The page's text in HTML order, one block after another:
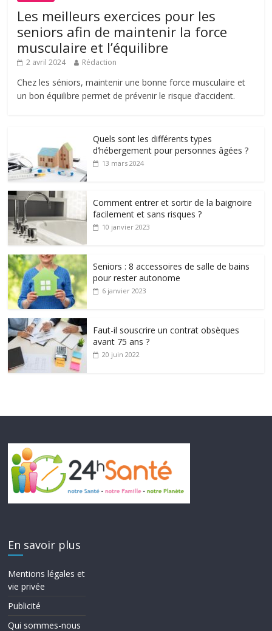
Les meilleurs exercices pour les
seniors afin de maintenir la force
musculaire et l’équilibre
2 avril 2024 Rédaction
Chez les séniors, maintenir une bonne force musculaire et
un bon équilibre permet de prévenir le risque d’accident.
Quels sont les différents types
d’hébergement pour personnes âgées ?
13 mars 2024
Comment entrer et sortir de la baignoire
facilement et sans risques ?
10 janvier 2023
Seniors : 8 accessoires de salle de bains
pour rester autonome
6 janvier 2023
Faut-il souscrire un contrat obsèques
avant 75 ans ?
20 juin 2022
En savoir plus
Mentions légales et
vie privée
Publicité
Qui sommes-nous